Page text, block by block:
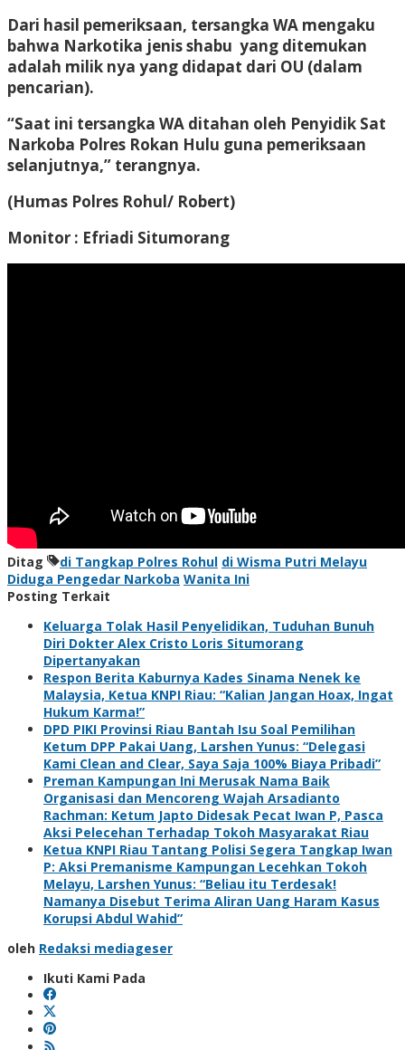
Dari hasil pemeriksaan, tersangka WA mengaku
bahwa Narkotika jenis shabu yang ditemukan
adalah milik nya yang didapat dari OU (dalam
pencarian).
“Saat ini tersangka WA ditahan oleh Penyidik Sat
Narkoba Polres Rokan Hulu guna pemeriksaan
selanjutnya,” terangnya.
(Humas Polres Rohul/ Robert)
Monitor : Efriadi Situmorang
Ditag di Tangkap Polres Rohul di Wisma Putri Melayu
Diduga Pengedar Narkoba Wanita Ini
Posting Terkait
Keluarga Tolak Hasil Penyelidikan, Tuduhan Bunuh
Diri Dokter Alex Cristo Loris Situmorang
Dipertanyakan
Respon Berita Kaburnya Kades Sinama Nenek ke
Malaysia, Ketua KNPI Riau: “Kalian Jangan Hoax, Ingat
Hukum Karma!”
DPD PIKI Provinsi Riau Bantah Isu Soal Pemilihan
Ketum DPP Pakai Uang, Larshen Yunus: “Delegasi
Kami Clean and Clear, Saya Saja 100% Biaya Pribadi”
Preman Kampungan Ini Merusak Nama Baik
Organisasi dan Mencoreng Wajah Arsadianto
Rachman: Ketum Japto Didesak Pecat Iwan P, Pasca
Aksi Pelecehan Terhadap Tokoh Masyarakat Riau
Ketua KNPI Riau Tantang Polisi Segera Tangkap Iwan
P: Aksi Premanisme Kampungan Lecehkan Tokoh
Melayu, Larshen Yunus: “Beliau itu Terdesak!
Namanya Disebut Terima Aliran Uang Haram Kasus
Korupsi Abdul Wahid”
oleh Redaksi mediageser
Ikuti Kami Pada